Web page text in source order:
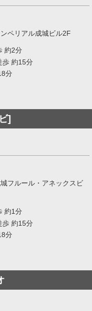
ペリアル成城ビル2F
約2分
歩 約15分
分
]
フルール・アネックスビ
約1分
歩 約15分
分